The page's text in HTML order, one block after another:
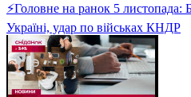
⚡Головне на ранок 5 листопада:
Україні, удар по військах КНДР